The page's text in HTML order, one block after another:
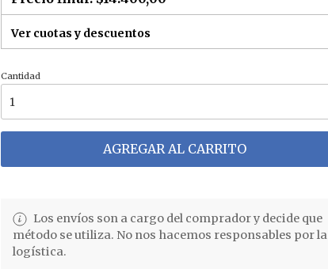
Ver cuotas y descuentos
Cantidad
AGREGAR AL CARRITO
Los envíos son a cargo del comprador y decide que
método se utiliza. No nos hacemos responsables por la
logística.